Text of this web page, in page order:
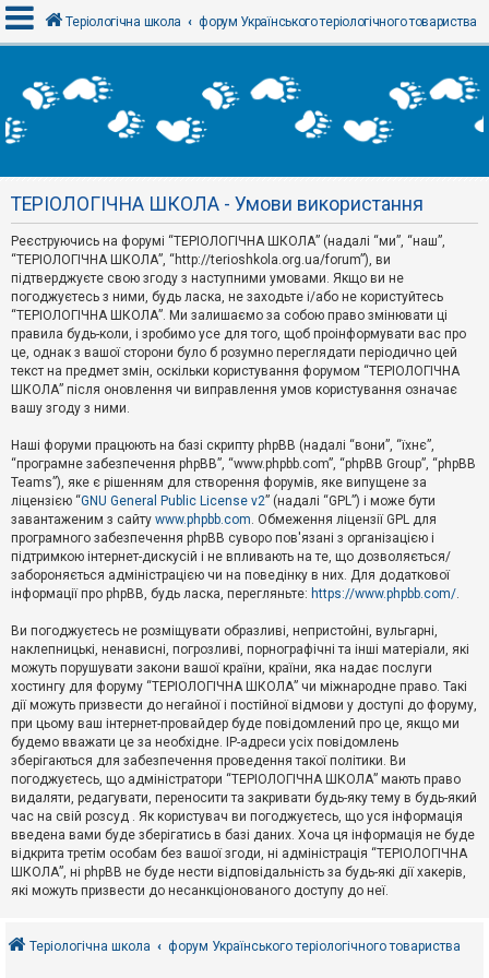
х
і
Р
є
с
т
р
а
ц
я
Т
м
и
б
е
з
в
і
д
п
о
в
д
й
А
к
т
и
в
н
т
е
м
и
о
Теріологічна школа форум Українського теріологічного товариства
ТЕРІОЛОГІЧНА ШКОЛА - Умови використання
Реєструючись на форумі “ТЕРІОЛОГІЧНА ШКОЛА” (надалі “ми”, “наш”,
“ТЕРІОЛОГІЧНА ШКОЛА”, “http://terioshkola.org.ua/forum”), ви
підтверджуєте свою згоду з наступними умовами. Якщо ви не
погоджуєтесь з ними, будь ласка, не заходьте і/або не користуйтесь
“ТЕРІОЛОГІЧНА ШКОЛА”. Ми залишаємо за собою право змінювати ці
правила будь-коли, і зробимо усе для того, щоб проінформувати вас про
це, однак з вашої сторони було б розумно переглядати періодично цей
текст на предмет змін, оскільки користування форумом “ТЕРІОЛОГІЧНА
ШКОЛА” після оновлення чи виправлення умов користування означає
вашу згоду з ними.
Наші форуми працюють на базі скрипту phpBB (надалі “вони”, “їхнє”,
“програмне забезпечення phpBB”, “www.phpbb.com”, “phpBB Group”, “phpBB
Teams”), яке є рішенням для створення форумів, яке випущене за
ліцензією “GNU General Public License v2” (надалі “GPL”) і може бути
завантаженим з сайту www.phpbb.com. Обмеження ліцензії GPL для
програмного забезпечення phpBB суворо пов'язані з організацією і
підтримкою інтернет-дискусій і не впливають на те, що дозволяється/
забороняється адміністрацією чи на поведінку в них. Для додаткової
інформації про phpBB, будь ласка, перегляньте: https://www.phpbb.com/.
Ви погоджуєтесь не розміщувати образливі, непристойні, вульгарні,
наклепницькі, ненависні, погрозливі, порнографічні та інші матеріали, які
можуть порушувати закони вашої країни, країни, яка надає послуги
хостингу для форуму “ТЕРІОЛОГІЧНА ШКОЛА” чи міжнародне право. Такі
дії можуть призвести до негайної і постійної відмови у доступі до форуму,
при цьому ваш інтернет-провайдер буде повідомлений про це, якщо ми
будемо вважати це за необхідне. IP-адреси усіх повідомлень
зберігаються для забезпечення проведення такої політики. Ви
погоджуєтесь, що адміністратори “ТЕРІОЛОГІЧНА ШКОЛА” мають право
видаляти, редагувати, переносити та закривати будь-яку тему в будь-який
час на свій розсуд . Як користувач ви погоджуєтесь, що уся інформація
введена вами буде зберігатись в базі даних. Хоча ця інформація не буде
відкрита третім особам без вашої згоди, ні адміністрація “ТЕРІОЛОГІЧНА
ШКОЛА”, ні phpBB не буде нести відповідальність за будь-які дії хакерів,
які можуть призвести до несанкціонованого доступу до неї.
Теріологічна школа форум Українського теріологічного товариства